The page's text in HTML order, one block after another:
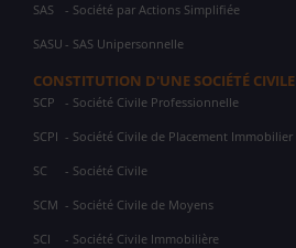
SAS - Société par Actions Simplifiée
SASU - SAS Unipersonnelle
CONSTITUTION D'UNE SOCIÉTÉ CIVILE
SCP - Société Civile Professionnelle
SCPI - Société Civile de Placement Immobilier
SC - Société Civile
SCM - Société Civile de Moyens
SCI - Société Civile Immobilière